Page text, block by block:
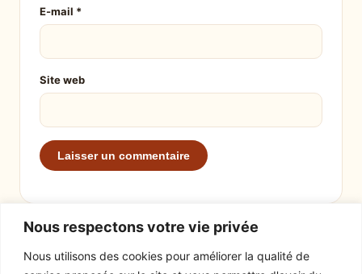
Nous respectons votre vie privée
Nous utilisons des cookies pour améliorer la qualité de
E-mail *
Site web